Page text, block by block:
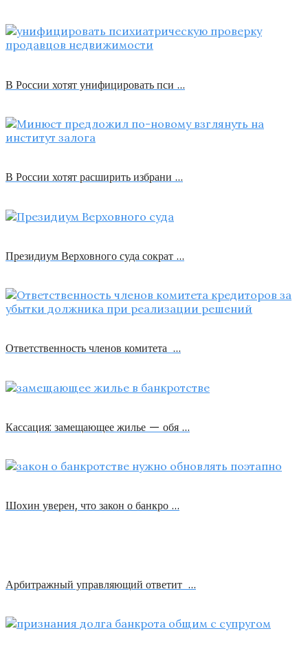
В России хотят унифицировать пси …
В России хотят расширить избрани …
Президиум Верховного суда сократ …
Ответственность членов комитета …
Кассация: замещающее жилье — обя …
Шохин уверен, что закон о банкро …
Арбитражный управляющий ответит …